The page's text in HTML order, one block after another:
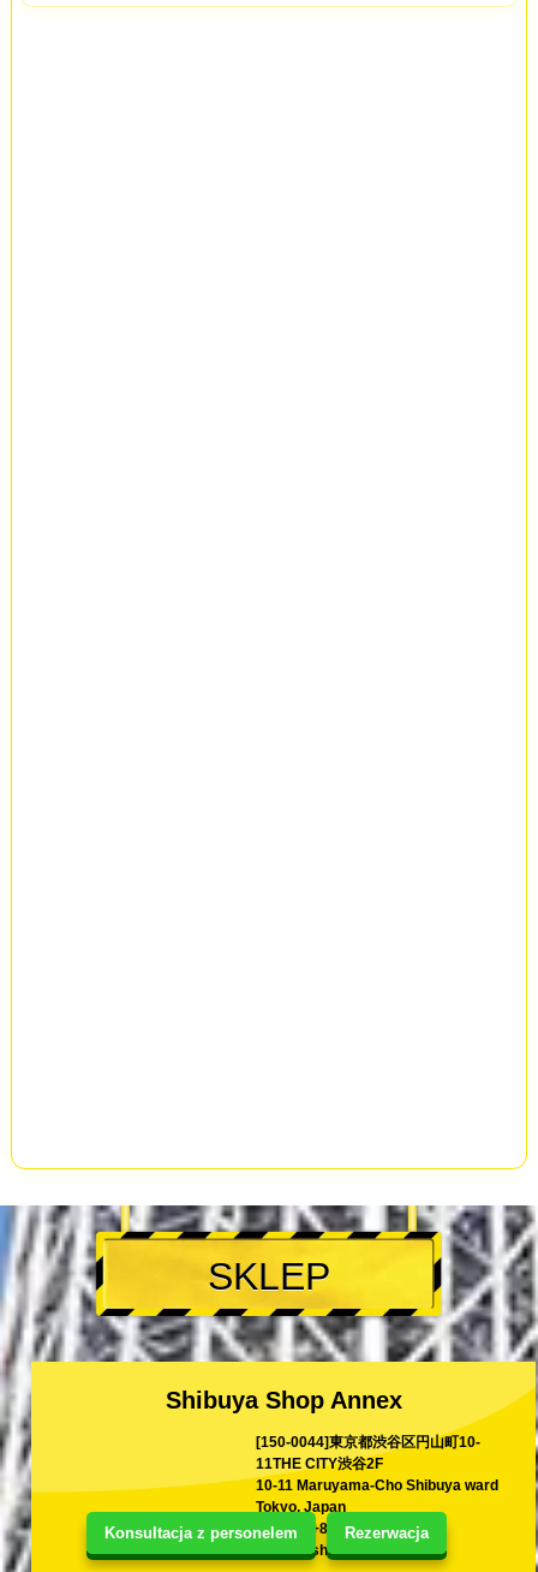
Konsultacja z personelem Rezerwacja
SKLEP
Shibuya Shop Annex
[150-0044]東京都渋谷区円山町10-
11THE CITY渋谷2F
10-11 Maruyama-Cho Shibuya ward
Tokyo, Japan
TEL
+81-70-2222-6655
E-mail
shina@kart.st